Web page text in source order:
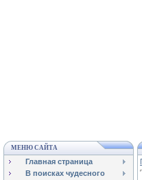
МЕНЮ САЙТА
Главная страница
В поисках чудесного